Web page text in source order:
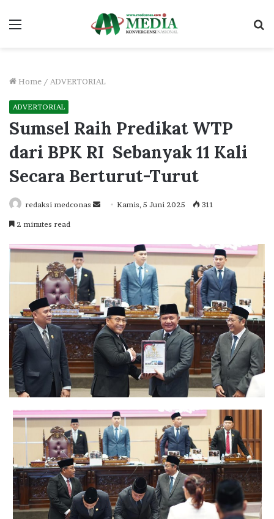
Menu
Home / ADVERTORIAL
ADVERTORIAL
Sumsel Raih Predikat WTP
dari BPK RI Sebanyak 11 Kali
Secara Berturut-Turut
redaksi medconas
SendKamis, 5 Juni 2025 311
2 minutes read